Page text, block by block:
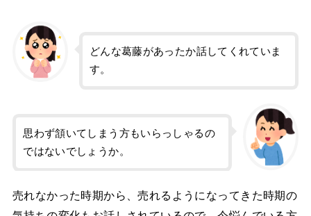
どんな葛藤があったか話してくれていま
す。
思わず頷いてしまう方もいらっしゃるの
ではないでしょうか。
売れなかった時期から、売れるようになってきた時期の